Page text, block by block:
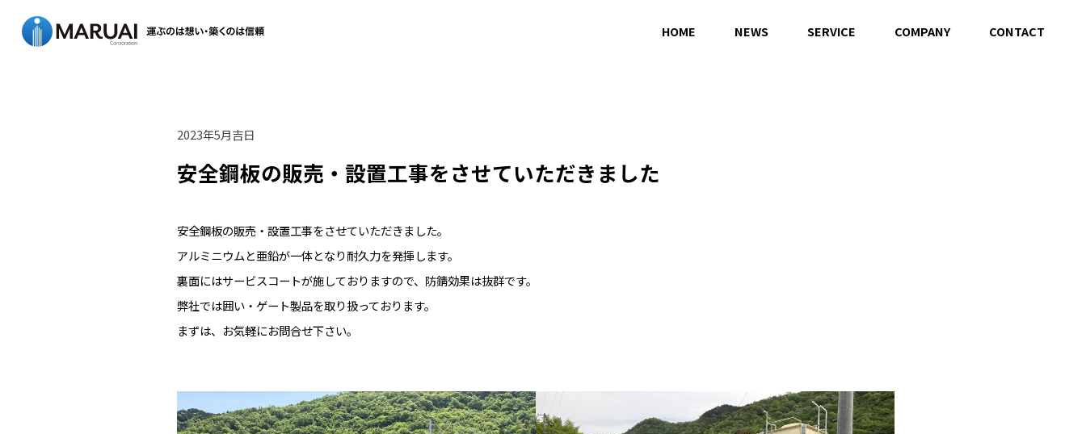
HOME NEWS SERVICE COMPANY CONTACT
2023年5月吉日
安全鋼板の販売・設置工事をさせていただきました
安全鋼板の販売・設置工事をさせていただきました。
アルミニウムと亜鉛が一体となり耐久力を発揮します。
裏面にはサービスコートが施しておりますので、防錆効果は抜群です。
弊社では囲い・ゲート製品を取り扱っております。
まずは、お気軽にお問合せ下さい。